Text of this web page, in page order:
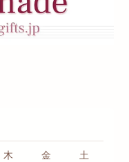
木 金
土